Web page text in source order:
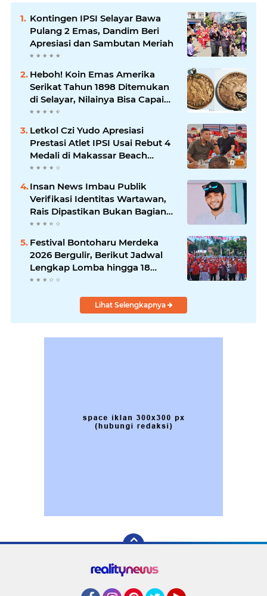
Kontingen IPSI Selayar Bawa
Pulang 2 Emas, Dandim Beri
Apresiasi dan Sambutan Meriah
Heboh! Koin Emas Amerika
Serikat Tahun 1898 Ditemukan
di Selayar, Nilainya Bisa Capai
Rp873 Juta
Letkol Czi Yudo Apresiasi
Prestasi Atlet IPSI Usai Rebut 4
Medali di Makassar Beach
Championship
Insan News Imbau Publik
Verifikasi Identitas Wartawan,
Rais Dipastikan Bukan Bagian
Redaksi
Festival Bontoharu Merdeka
2026 Bergulir, Berikut Jadwal
Lengkap Lomba hingga 18
Agustus
Lihat Selengkapnya